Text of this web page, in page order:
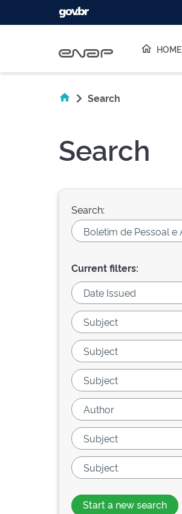
HOME
Search
Search
Search:
Current filters:
Start a new search